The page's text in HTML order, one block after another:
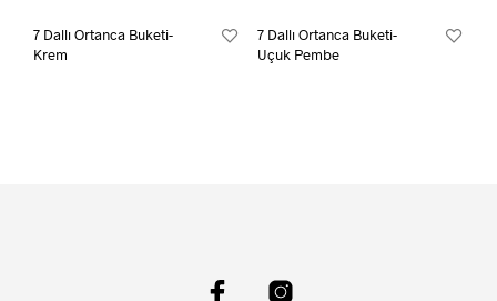
7 Dallı Ortanca Buketi-
Krem
7 Dallı Ortanca Buketi-
Uçuk Pembe